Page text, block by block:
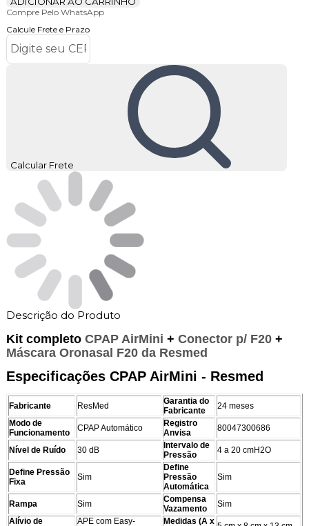
Compre Pelo WhatsApp
Calcule Frete e Prazo
Calcular Frete
Descrição do Produto
Kit completo CPAP AirMini + Conector p/ F20+
Máscara Oronasal F20 da Resmed
Especificações CPAP AirMini - Resmed
Fabricante ResMed
Garantia do
Fabricante
24 meses
Modo de
Funcionamento
CPAP Automático
Registro
Anvisa
80047300686
Nível de Ruído 30 dB
Intervalo de
Pressão
4 a 20 cmH2O
Define Pressão
Fixa
Sim
Define
Pressão
Automática
Sim
Rampa Sim
Compensa
Vazamento
Sim
Alívio de
APE com Easy-
Medidas (A x